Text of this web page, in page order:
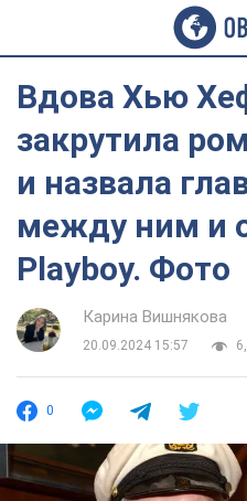
Вдова Хью
закрутила
и назвала
между ним и
Playboy. Фото
Карина Вишнякова
20.09.2024 15:57
0